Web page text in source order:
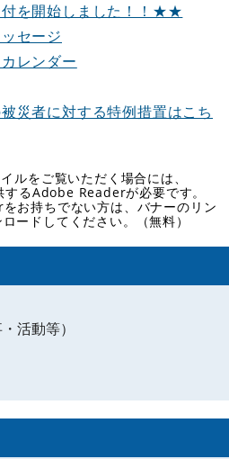
を開始しました！！★★
セージ
レンダー
災者に対する特例措置はこち
ルをご覧いただく場合には、
るAdobe Readerが必要です。
お持ちでない方は、バナーのリン
ードしてください。（無料）
活動等）